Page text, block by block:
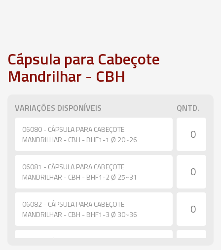
Cápsula para Cabeçote
Mandrilhar - CBH
VARIAÇÕES DISPONÍVEIS QNTD.
06080 - CÁPSULA PARA CABEÇOTE
MANDRILHAR - CBH - BHF1-1 Ø 20~26
06081 - CÁPSULA PARA CABEÇOTE
MANDRILHAR - CBH - BHF1-2 Ø 25~31
06082 - CÁPSULA PARA CABEÇOTE
MANDRILHAR - CBH - BHF1-3 Ø 30~36
06083 - CÁPSULA PARA CABEÇOTE